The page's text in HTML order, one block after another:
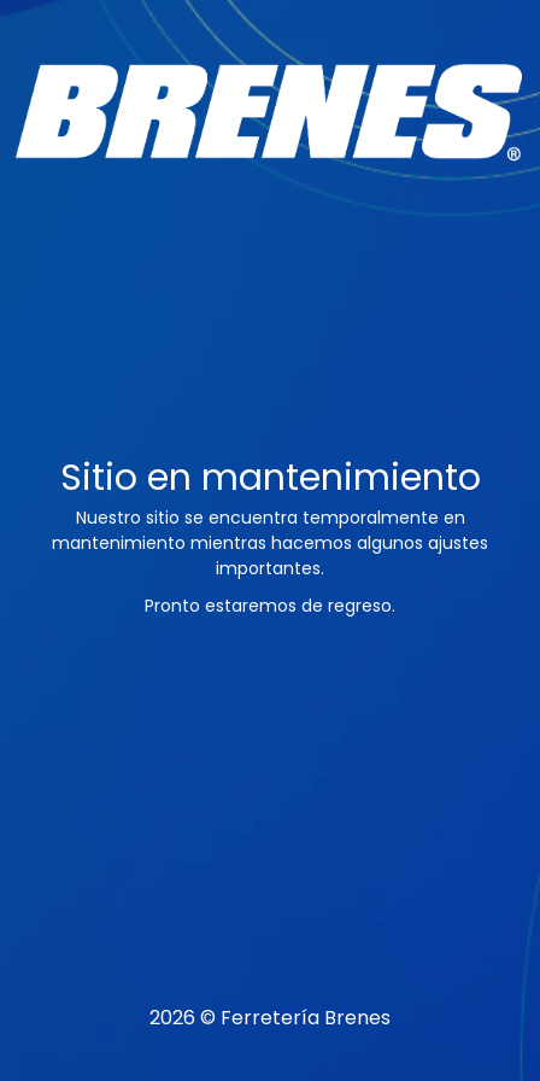
Sitio en mantenimiento
Nuestro sitio se encuentra temporalmente en
mantenimiento mientras hacemos algunos ajustes
importantes.
Pronto estaremos de regreso.
2026 © Ferretería Brenes